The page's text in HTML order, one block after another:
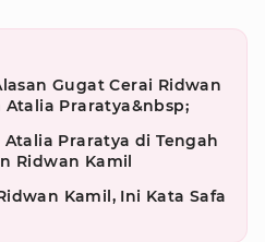
Gugat Cerai Ridwan
Praratya&nbsp;
Praratya di Tengah
Ridwan Kamil
Kamil, Ini Kata Safa